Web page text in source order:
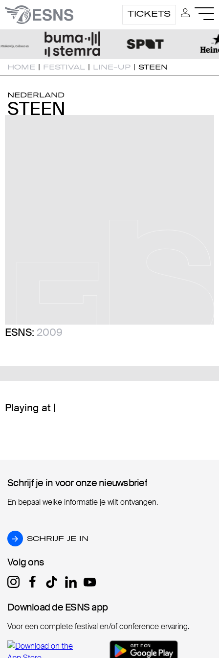
TICKETS
HOME | FESTIVAL | LINE-UP | STEEN
NEDERLAND
STEEN
STEEN
ESNS: 2009
Playing at |
Schrijf je in voor onze nieuwsbrief
Schrijf je in voor onze nieuwsbrief
En bepaal welke informatie je wilt ontvangen.
SCHRIJF JE IN
SCHRIJF JE IN
Volg ons
Volg ons
Download de ESNS app
Download de ESNS app
Voor een complete festival en/of conference ervaring.